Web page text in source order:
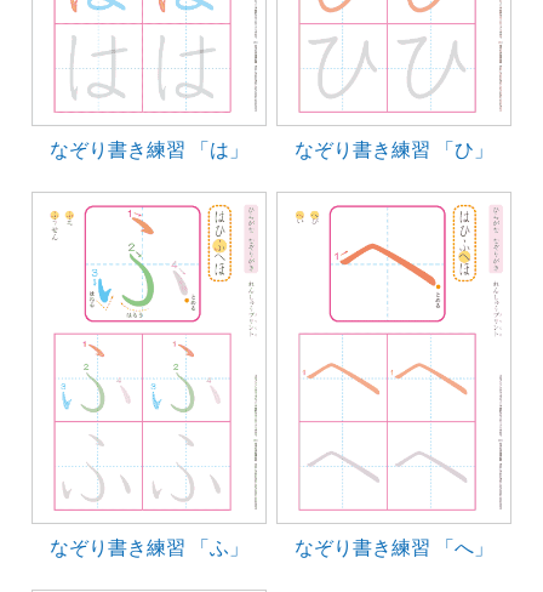
なぞり書き練習 「は」 なぞり書き練習 「ひ」
なぞり書き練習 「ふ」 なぞり書き練習 「へ」